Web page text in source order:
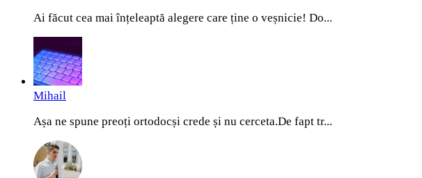
Ai făcut cea mai înțeleaptă alegere care ține o veșnicie! Do...
Mihail
Așa ne spune preoți ortodocși crede și nu cerceta.De fapt tr...